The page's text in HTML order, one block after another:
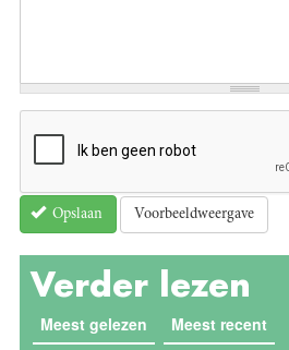
Opslaan Voorbeeldweergave
Verder lezen
Meest gelezen (actieve tabblad)
Meest recent